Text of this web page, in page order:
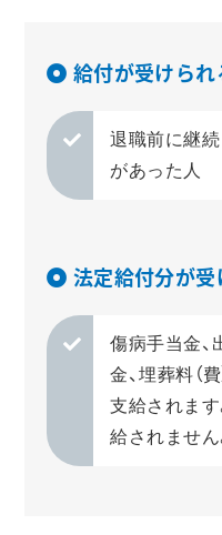
給付が受けられ
退職前に継続
があった人
法定給付分が
傷病手当金、
金、埋葬料（
支給されま
給されません